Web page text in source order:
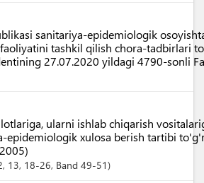
sanitariya-epidemiologik
tashkil qilish chora-tadbirlari
27.07.2020 yildagi 4790-sonli
ularni ishlab chiqarish
epidemiologik xulosa berish tartibi
, 13, 18-26, Band 49-51